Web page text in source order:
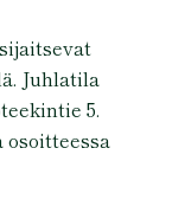
Juhlatila
5.
osoitteessa